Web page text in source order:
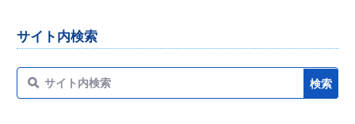
サイト内検索